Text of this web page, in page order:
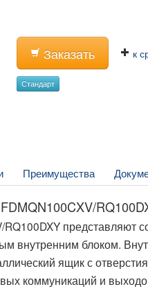
Заказать к
Стандарт
Преимущества
представляют
внутренним блоком.
ящик с
коммуникаций и